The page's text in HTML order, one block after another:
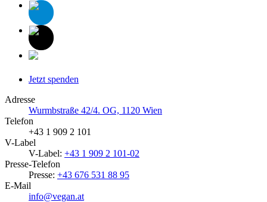
Jetzt spenden
Adresse
Wurmbstraße 42/4. OG, 1120 Wien
Telefon
+43 1 909 2 101
V-Label
V-Label: +43 1 909 2 101-02
Presse-Telefon
Presse: +43 676 531 88 95
E-Mail
info@vegan.at